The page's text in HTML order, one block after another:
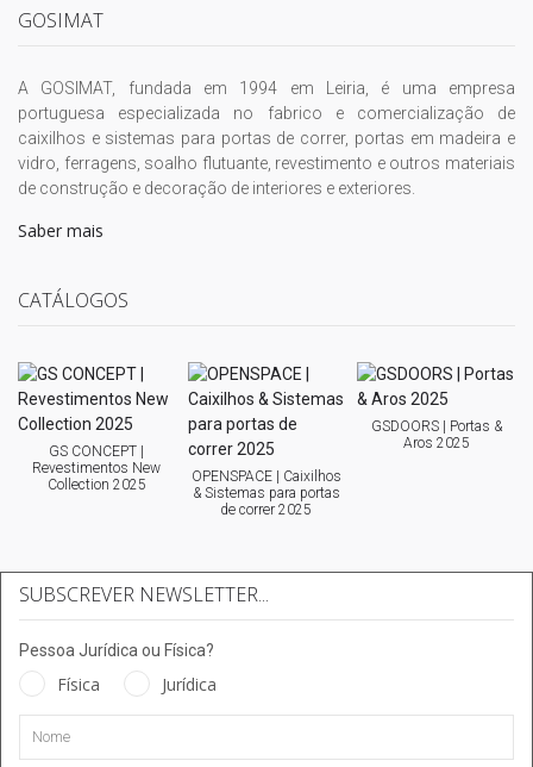
GOSIMAT
A GOSIMAT, fundada em 1994 em Leiria, é uma empresa
portuguesa especializada no fabrico e comercialização de
caixilhos e sistemas para portas de correr, portas em madeira e
vidro, ferragens, soalho flutuante, revestimento e outros materiais
de construção e decoração de interiores e exteriores.
Saber mais
CATÁLOGOS
GS CONCEPT |
Revestimentos New
Collection 2025
OPENSPACE | Caixilhos
& Sistemas para portas
de correr 2025
GSDOORS | Portas &
Aros 2025
SUBSCREVER NEWSLETTER...
Pessoa Jurídica ou Física?
Física Jurídica